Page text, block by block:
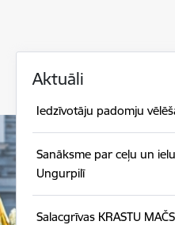
Aktuāli
Iedzīvotāju padomju
Sanāksme par ceļu un
Ungurpilī
Salacgrīvas KRASTU MAČS